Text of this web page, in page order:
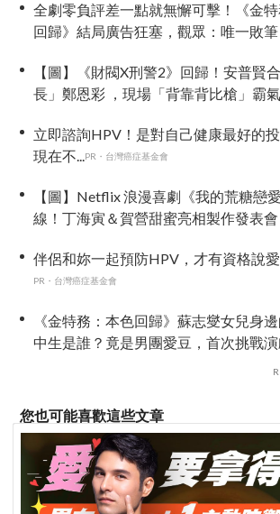
全劇零負評差一點就無懈可擊！《金
回歸》結局廣告狂塞，觀眾：唯一敗筆
【圖】《財閥X刑警2》回歸！安普賢
長」鄭恩彩 ，現場「背靠背比槍」霸
立即諮詢HPV！是對自己健康最好的
現在不...PR・台灣癌症基金會
【圖】Netflix 浪漫喜劇《我的荒糖戀
線！丁海寅＆賀營甜蜜亮相製作發表
伴侶和妳一起預防HPV，才有資格說愛
PR・台灣癌症基金會
《金特務：本色回歸》蘇志燮女兒身
中生是誰？竟是男團愛豆，首次挑戰
您也可能喜歡這些文章